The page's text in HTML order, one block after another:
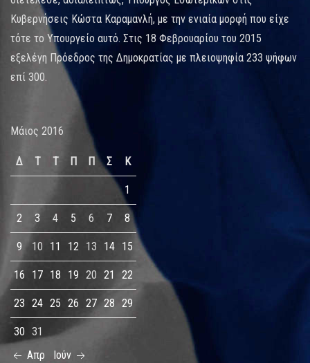
Κυβερνήσεις Κώστα Καραμανλή, με την ενιαία μορφή που είχε
τότε το Υπουργείο αυτό. Στις 18 Φεβρουαρίου του 2015
εξελέγη Πρόεδρος της Δημοκρατίας με πλειοψηφία 233 ψήφων
επί 300.
Μάιος 2016
Δ Τ Τ Π Π Σ Κ
1
2 3 4 5 6 7 8
9 10 11 12 13 14 15
16 17 18 19 20 21 22
23 24 25 26 27 28 29
30 31
Απρ
Ιούν